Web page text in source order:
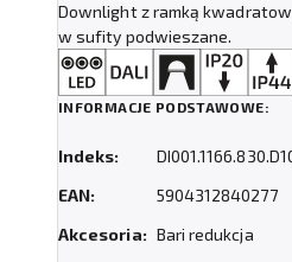
Downlight z ramką
w sufity podwieszane.
INFORMACJE PODSTAWOWE:
Indeks:
EAN:
5904312840277
Akcesoria: Bari redukcja